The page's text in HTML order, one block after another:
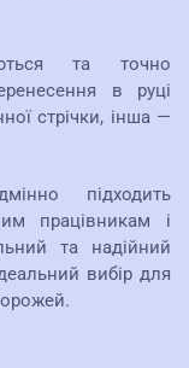
та точно
в руці
стрічки, інша —
підходить
працівникам і
та надійний
вибір для